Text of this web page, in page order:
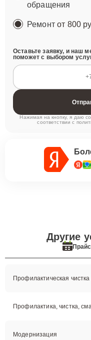
обращения
Ремонтот 800
Оставьте заявку, и наш
поможет с выбором
Нажимая на кнопку, я даю
соответствии с
Другие
Профилактическая чистка
Профилактика, чистка,
Модернизация